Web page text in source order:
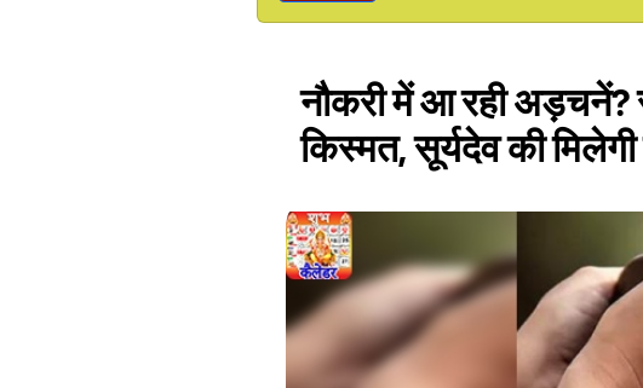
नौकरी में आ रही अड़चनें?
किस्मत, सूर्यदेव की